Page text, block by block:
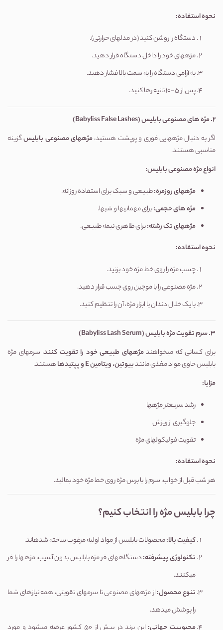
نحوه استفاده:
دستگاه را روشن کنید (در مدلهای حرارتی).
مژههای خود را داخل دستگاه قرار دهید.
به آرامی دستگاه را به سمت بالا فشار دهید.
پس از 5-10 ثانیه رها کنید.
2. مژه های مصنوعی بابلیس(Babyliss False Lashes)
اگر به دنبال مژههایی فوری و پرپشت هستید،مژههای مصنوعی بابلیسگزینه
مناسبی هستند.
انواع مژه مصنوعی بابلیس:
مژههای روزمره:طبیعی و سبک برای استفاده روزانه.
مژه های حجمی:برای مهمانیها و شبها.
مژههای تک رشته:برای ظاهری نیمه طبیعی.
نحوه استفاده:
چسب مژه را روی خط مژه خود بزنید.
مژه مصنوعی را با موچین روی چسب قرار دهید.
با یک خلال دندان یا ابزار مژه، آن را تنظیم کنید.
3. سرم تقویت مژه بابلیس(Babyliss Lash Serum)
برای کسانی که میخواهندمژههای طبیعی خود را تقویت کنند، سرمهای مژه
بابلیس حاوی مواد مغذی مانندبیوتین، ویتامین و پپتیدهاهستند.
مزایا:
رشد سریعتر مژهها
جلوگیری از ریزش
تقویت فولیکولهای مژه
نحوه استفاده:
هر شب قبل از خواب، سرم را با برس مژه روی خط مژه خود بمالید.
چرابابلیس مژهرا انتخاب کنیم؟
کیفیت بالا:محصولات بابلیس از مواد اولیه مرغوب ساخته شدهاند.
تکنولوژی پیشرفته:دستگاههای فر مژه بابلیس بدون آسیب، مژهها را فر
میکنند.
تنوع محصول:از مژههای مصنوعی تا سرمهای تقویتی، همه نیازهای شما
را پوشش میدهد.